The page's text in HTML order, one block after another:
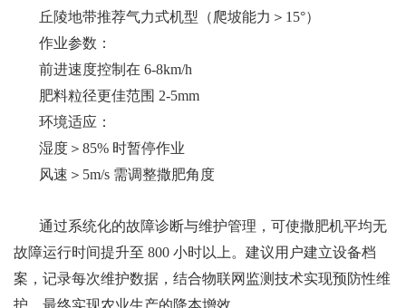
丘陵地带推荐气力式机型（爬坡能力＞15°）
作业参数：
前进速度控制在 6-8km/h
肥料粒径更佳范围 2-5mm
环境适应：
湿度＞85% 时暂停作业
风速＞5m/s 需调整撒肥角度
通过系统化的故障诊断与维护管理，可使撒肥机平均无
故障运行时间提升至 800 小时以上。建议用户建立设备档
案，记录每次维护数据，结合物联网监测技术实现预防性维